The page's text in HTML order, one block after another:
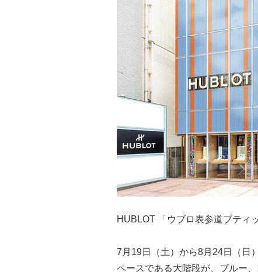
HUBLOT 「ウブロ表参道ブティッ
7月19日（土）から8月24日（日
ペースである大階段が、ブルー